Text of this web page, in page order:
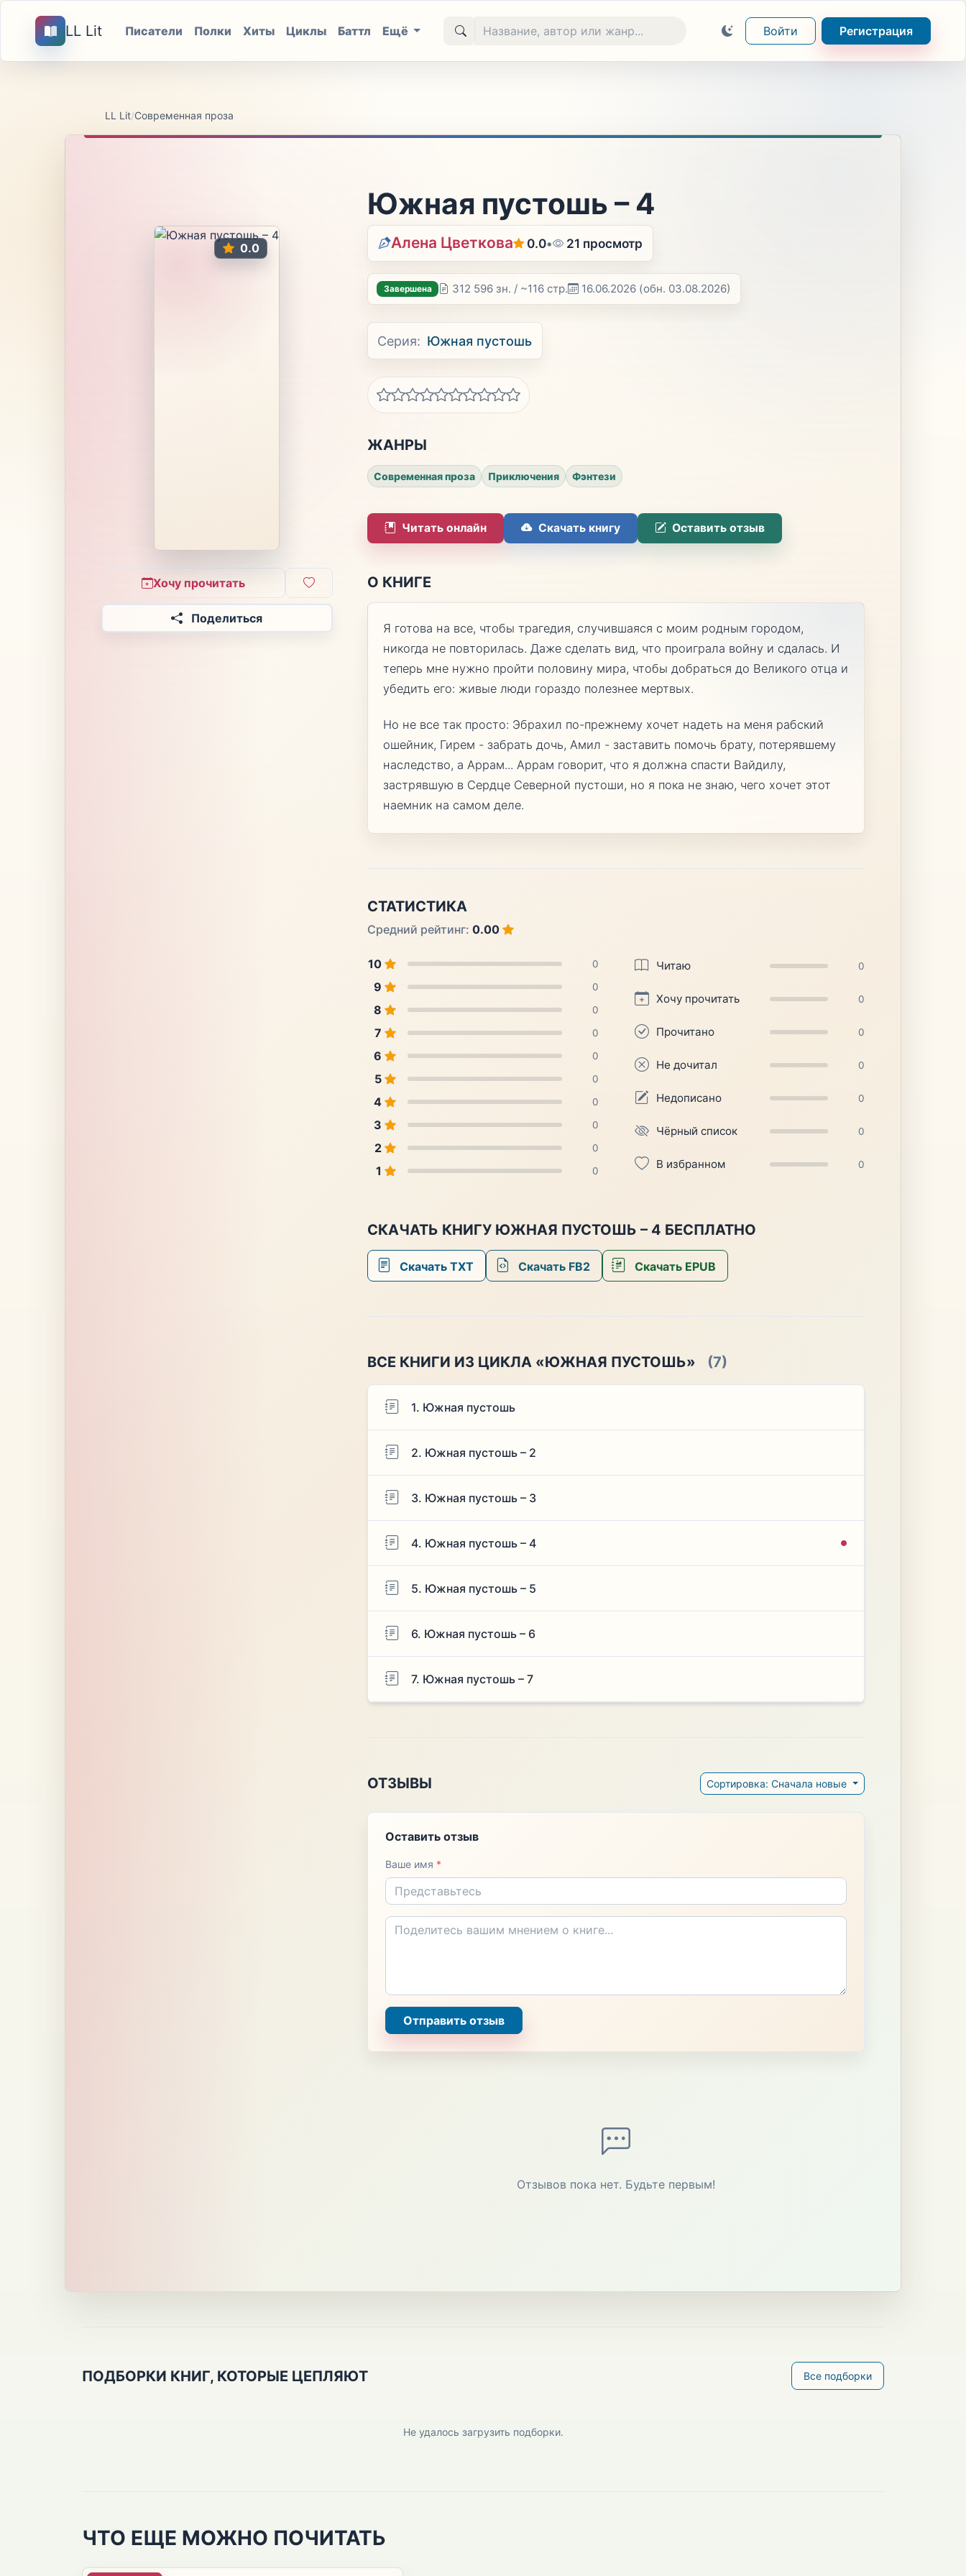
LL Lit Писатели Полки Хиты Циклы Баттл Ещё Войти Регистрация
LL Lit/Современная проза
0.0
Хочу прочитать
Поделиться
Южная пустошь – 4
Алена Цветкова 0.0• 21 просмотр
Завершена 312 596 зн. / ~116 стр. 16.06.2026 (обн. 03.08.2026)
Серия: Южная пустошь
ЖАНРЫ
Современная проза Приключения Фэнтези
Читать онлайн Скачать книгу Оставить отзыв
О КНИГЕ
Я готова на все, чтобы трагедия, случившаяся с моим родным городом,
никогда не повторилась. Даже сделать вид, что проиграла войну и сдалась. И
теперь мне нужно пройти половину мира, чтобы добраться до Великого отца и
убедить его: живые люди гораздо полезнее мертвых.
Но не все так просто: Эбрахил по-прежнему хочет надеть на меня рабский
ошейник, Гирем - забрать дочь, Амил - заставить помочь брату, потерявшему
наследство, а Аррам... Аррам говорит, что я должна спасти Вайдилу,
застрявшую в Сердце Северной пустоши, но я пока не знаю, чего хочет этот
наемник на самом деле.
СТАТИСТИКА
Средний рейтинг: 0.00
10 0
9 0
8 0
7 0
6 0
5 0
4 0
3 0
2 0
1 0
Читаю 0
Хочу прочитать 0
Прочитано 0
Не дочитал 0
Недописано 0
Чёрный список 0
В избранном 0
СКАЧАТЬ КНИГУ ЮЖНАЯ ПУСТОШЬ – 4 БЕСПЛАТНО
Скачать TXT Скачать FB2 Скачать EPUB
ВСЕ КНИГИ ИЗ ЦИКЛА «ЮЖНАЯ ПУСТОШЬ» (7)
1. Южная пустошь
2. Южная пустошь – 2
3. Южная пустошь – 3
4. Южная пустошь – 4
5. Южная пустошь – 5
6. Южная пустошь – 6
7. Южная пустошь – 7
ОТЗЫВЫ Сортировка: Сначала новые
Оставить отзыв
Ваше имя *
Отправить отзыв
Отзывов пока нет. Будьте первым!
ПОДБОРКИ КНИГ, КОТОРЫЕ ЦЕПЛЯЮТ Все подборки
Не удалось загрузить подборки.
ЧТО ЕЩЕ МОЖНО ПОЧИТАТЬ